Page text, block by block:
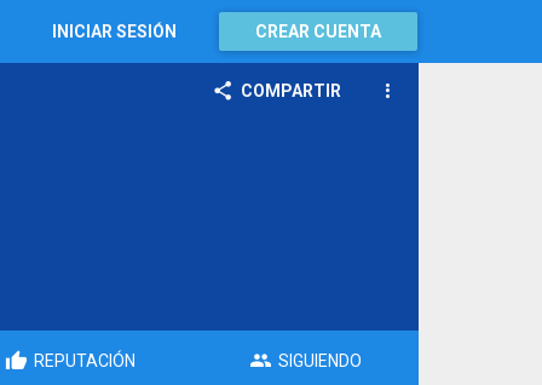
INICIAR SESIÓN CREAR CUENTA
COMPARTIR
REPUTACIÓN SIGUIENDO